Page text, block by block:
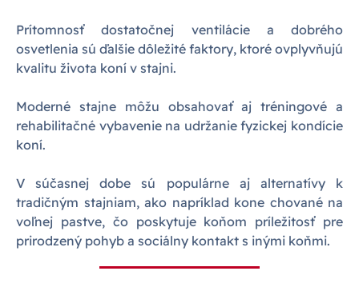
Prítomnosť dostatočnej ventilácie a dobrého
osvetlenia sú ďalšie dôležité faktory, ktoré ovplyvňujú
kvalitu života koní v stajni.
Moderné stajne môžu obsahovať aj tréningové a
rehabilitačné vybavenie na udržanie fyzickej kondície
koní.
V súčasnej dobe sú populárne aj alternatívy k
tradičným stajniam, ako napríklad kone chované na
voľnej pastve, čo poskytuje koňom príležitosť pre
prirodzený pohyb a sociálny kontakt s inými koňmi.